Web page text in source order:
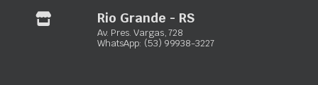
opções
podem
Maxxiloc Ltda. Rio Grande - RS
Av. Pres. Vargas, 728
WhatsApp: (53) 99938-3227